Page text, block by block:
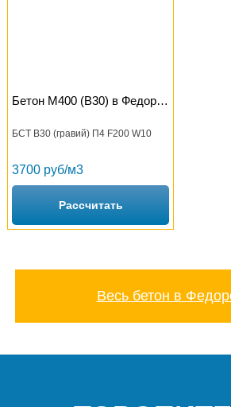
Бетон М400 (B30) в Федоровке
БСТ В30 (гравий) П4 F200 W10
3700 руб/м3
Рассчитать
Весь бетон в